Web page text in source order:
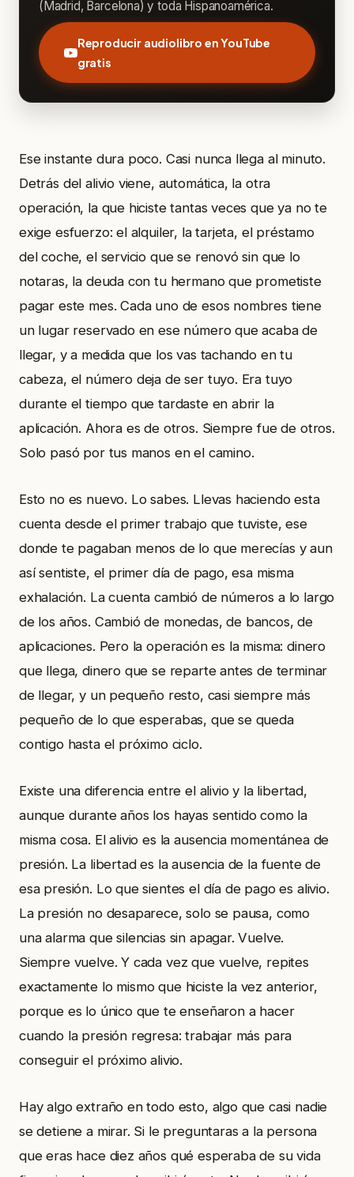
(Madrid, Barcelona) y toda Hispanoamérica.
Reproducir audiolibro en YouTube
gratis
Ese instante dura poco. Casi nunca llega al minuto.
Detrás del alivio viene, automática, la otra
operación, la que hiciste tantas veces que ya no te
exige esfuerzo: el alquiler, la tarjeta, el préstamo
del coche, el servicio que se renovó sin que lo
notaras, la deuda con tu hermano que prometiste
pagar este mes. Cada uno de esos nombres tiene
un lugar reservado en ese número que acaba de
llegar, y a medida que los vas tachando en tu
cabeza, el número deja de ser tuyo. Era tuyo
durante el tiempo que tardaste en abrir la
aplicación. Ahora es de otros. Siempre fue de otros.
Solo pasó por tus manos en el camino.
Esto no es nuevo. Lo sabes. Llevas haciendo esta
cuenta desde el primer trabajo que tuviste, ese
donde te pagaban menos de lo que merecías y aun
así sentiste, el primer día de pago, esa misma
exhalación. La cuenta cambió de números a lo largo
de los años. Cambió de monedas, de bancos, de
aplicaciones. Pero la operación es la misma: dinero
que llega, dinero que se reparte antes de terminar
de llegar, y un pequeño resto, casi siempre más
pequeño de lo que esperabas, que se queda
contigo hasta el próximo ciclo.
Existe una diferencia entre el alivio y la libertad,
aunque durante años los hayas sentido como la
misma cosa. El alivio es la ausencia momentánea de
presión. La libertad es la ausencia de la fuente de
esa presión. Lo que sientes el día de pago es alivio.
La presión no desaparece, solo se pausa, como
una alarma que silencias sin apagar. Vuelve.
Siempre vuelve. Y cada vez que vuelve, repites
exactamente lo mismo que hiciste la vez anterior,
porque es lo único que te enseñaron a hacer
cuando la presión regresa: trabajar más para
conseguir el próximo alivio.
Hay algo extraño en todo esto, algo que casi nadie
se detiene a mirar. Si le preguntaras a la persona
que eras hace diez años qué esperaba de su vida